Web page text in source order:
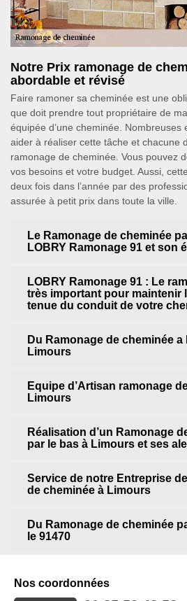
Notre Prix ramonage de
abordable et révisé
Faire ramoner sa cheminée est une
que doit prendre tout propriétaire de
équipée d’une cheminée.
aider à réaliser cette tâche et chacune
ramonage de cheminée. Vous pouvez
vos besoins et votre budget. Aussi,
deux fois dans l’année par des
assurée à petit prix dans toute la ville.
Le Ramonage de cheminée
LOBRY Ramonage 91 et son
LOBRY Ramonage 91 : Le
très important pour maintenir
tenue du conduit de votre
Du Ramonage de cheminée
Limours
Equipe d’Artisan ramonage
Limours
Réalisation d’un Ramonage
par le bas à Limours et ses
Service de notre Entreprise
de cheminée à Limours
Du Ramonage de cheminée
le 91470
Nos coordonnées